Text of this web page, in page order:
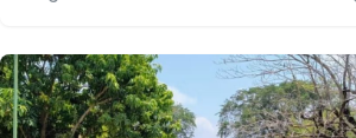
contradicciones que evidenció
oficial del régimen cubano.